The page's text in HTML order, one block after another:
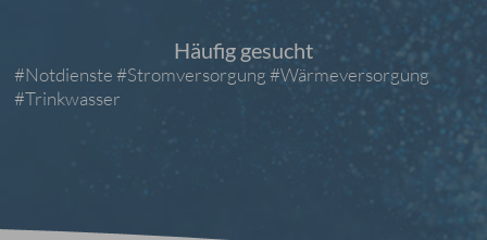
Häufig gesucht
#Notdienste #Stromversorgung#Wärmeversorgung
#Trinkwasser